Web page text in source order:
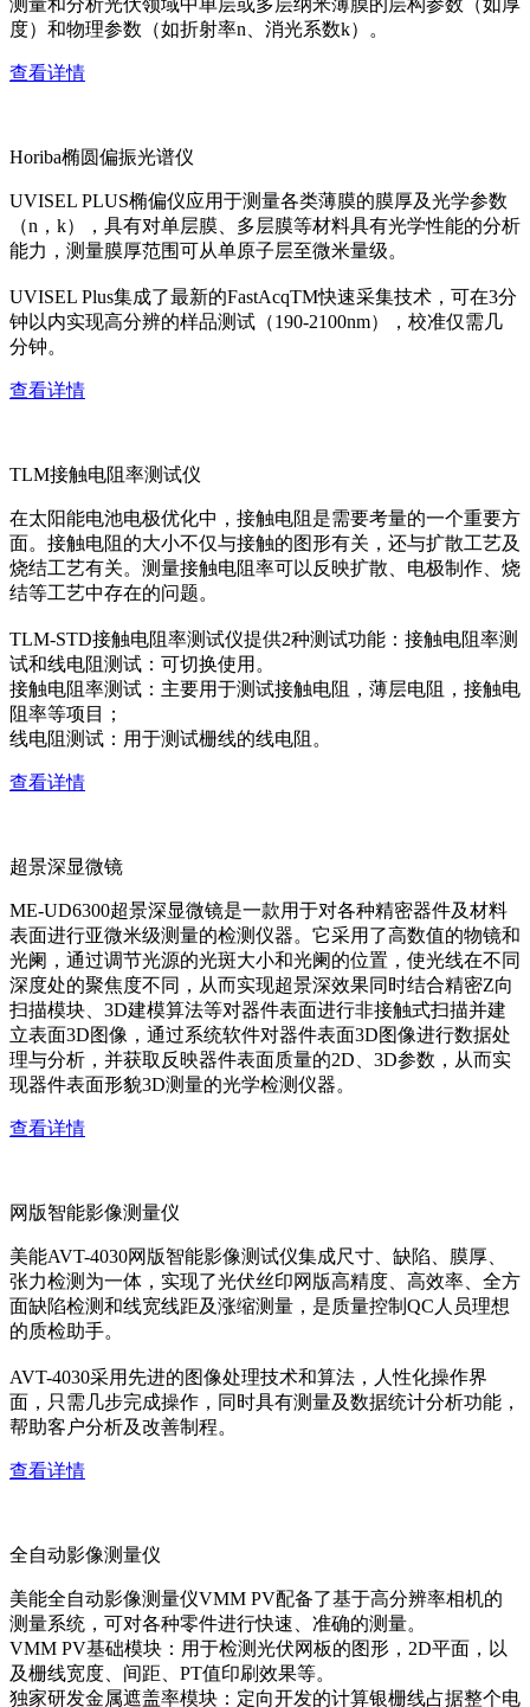
测量和分析光伏领域中单层或多层纳米薄膜的层构参数（如厚
度）和物理参数（如折射率n、消光系数k）。
查看详情
Horiba椭圆偏振光谱仪
UVISEL PLUS椭偏仪应用于测量各类薄膜的膜厚及光学参数
（n，k），具有对单层膜、多层膜等材料具有光学性能的分析
能力，测量膜厚范围可从单原子层至微米量级。
UVISEL Plus集成了最新的FastAcqTM快速采集技术，可在3分
钟以内实现高分辨的样品测试（190-2100nm），校准仅需几
分钟。
查看详情
TLM接触电阻率测试仪
在太阳能电池电极优化中，接触电阻是需要考量的一个重要方
面。接触电阻的大小不仅与接触的图形有关，还与扩散工艺及
烧结工艺有关。测量接触电阻率可以反映扩散、电极制作、烧
结等工艺中存在的问题。
TLM-STD接触电阻率测试仪提供2种测试功能：接触电阻率测
试和线电阻测试：可切换使用。
接触电阻率测试：主要用于测试接触电阻，薄层电阻，接触电
阻率等项目；
线电阻测试：用于测试栅线的线电阻。
查看详情
超景深显微镜
ME-UD6300超景深显微镜是一款用于对各种精密器件及材料
表面进行亚微米级测量的检测仪器。它采用了高数值的物镜和
光阑，通过调节光源的光斑大小和光阑的位置，使光线在不同
深度处的聚焦度不同，从而实现超景深效果同时结合精密Z向
扫描模块、3D建模算法等对器件表面进行非接触式扫描并建
立表面3D图像，通过系统软件对器件表面3D图像进行数据处
理与分析，并获取反映器件表面质量的2D、3D参数，从而实
现器件表面形貌3D测量的光学检测仪器。
查看详情
网版智能影像测量仪
美能AVT-4030网版智能影像测试仪集成尺寸、缺陷、膜厚、
张力检测为一体，实现了光伏丝印网版高精度、高效率、全方
面缺陷检测和线宽线距及涨缩测量，是质量控制QC人员理想
的质检助手。
AVT-4030采用先进的图像处理技术和算法，人性化操作界
面，只需几步完成操作，同时具有测量及数据统计分析功能，
帮助客户分析及改善制程。
查看详情
全自动影像测量仪
美能全自动影像测量仪VMM PV配备了基于高分辨率相机的
测量系统，可对各种零件进行快速、准确的测量。
VMM PV基础模块：用于检测光伏网板的图形，2D平面，以
及栅线宽度、间距、PT值印刷效果等。
独家研发金属遮盖率模块：定向开发的计算银栅线占据整个电